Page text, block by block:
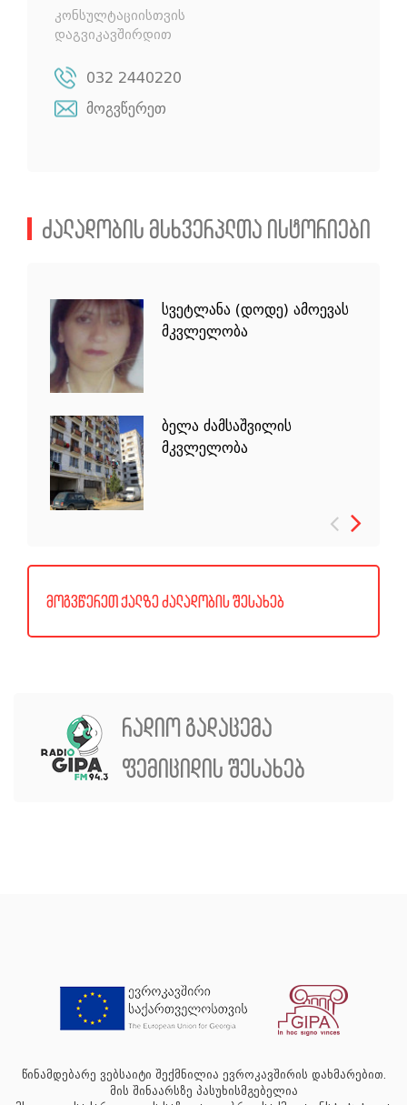
კონსულტაციისთვის
დაგვიკავშირდით
032 2440220
მოგვწერეთ
ძალადობის მსხვერპლთა ისტორიები
სვეტლანა (დოდე) ამოევას
მკვლელობა
ბელა ძამსაშვილის
მკვლელობა
მანანა ნადიბაიძის
მკვლელობა
ელიზა გელაშვილის
მკვლელობა წნორში
ნაზი ჯალაბაძისა და მერი
ჯაფიაშვილის ორმაგი
ნინო ყიფშიძის მკვლელობა
მოგვწერეთ ქალზე ძალადობის შესახებ
რადიო გადაცემა
ფემიციდის შესახებ
წინამდებარე ვებსაიტი შექმნილია ევროკავშირის დახმარებით.
მის შინაარსზე პასუხისმგებელია